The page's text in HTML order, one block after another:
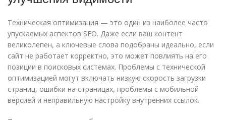
Техническая оптимизация — это один из наиболее часто
упускаемых аспектов SEO. Даже если ваш контент
великолепен, а ключевые слова подобраны идеально, если
сайт не работает корректно, это может повлиять на его
позиции в поисковых системах. Проблемы с технической
оптимизацией могут включать низкую скорость загрузки
страниц, ошибки на страницах, проблемы с мобильной
версией и неправильную настройку внутренних ссылок.